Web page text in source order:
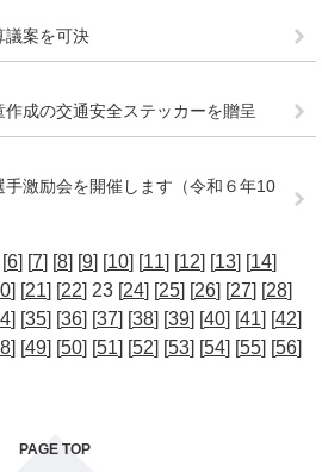
案を可決
作成の交通安全ステッカーを贈呈
激励会を開催します（令和６年10
6] [7] [8] [9] [10] [11] [12] [13] [14]
] [21] [22] 23 [24] [25] [26] [27] [28]
] [35] [36] [37] [38] [39] [40] [41] [42]
] [49] [50] [51] [52] [53] [54] [55] [56]
PAGE TOP